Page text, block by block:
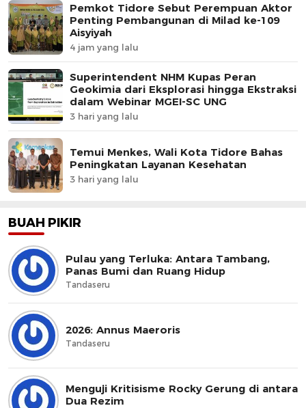
Pemkot Tidore Sebut Perempuan Aktor
Penting Pembangunan di Milad ke-109
Aisyiyah
4 jam yang lalu
Superintendent NHM Kupas Peran
Geokimia dari Eksplorasi hingga Ekstraksi
dalam Webinar MGEI-SC UNG
3 hari yang lalu
Temui Menkes, Wali Kota Tidore Bahas
Peningkatan Layanan Kesehatan
3 hari yang lalu
BUAH PIKIR
Pulau yang Terluka: Antara Tambang,
Panas Bumi dan Ruang Hidup
Tandaseru
2026: Annus Maeroris
Tandaseru
Menguji Kritisisme Rocky Gerung di antara
Dua Rezim